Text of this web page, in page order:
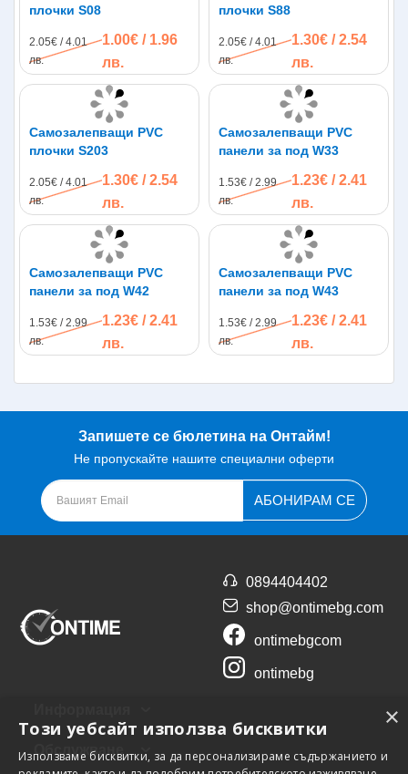
плочки S08
2.05€ / 4.01
лв.
1.00€ / 1.96
лв.
плочки S88
2.05€ / 4.01
лв.
1.30€ / 2.54
лв.
Самозалепващи PVC
плочки S203
2.05€ / 4.01
лв.
1.30€ / 2.54
лв.
Самозалепващи PVC
панели за под W33
1.53€ / 2.99
лв.
1.23€ / 2.41
лв.
Самозалепващи PVC
панели за под W42
1.53€ / 2.99
лв.
1.23€ / 2.41
лв.
Самозалепващи PVC
панели за под W43
1.53€ / 2.99
лв.
1.23€ / 2.41
лв.
Запишете се бюлетина на Онтайм!
Не пропускайте нашите специални оферти
АБОНИРАМ СЕ
0894404402
shop@ontimebg.com
ontimebgcom
ontimebg
Обслужване
×
Този уебсайт използва бисквитки
Използваме бисквитки, за да персонализираме съдържанието и